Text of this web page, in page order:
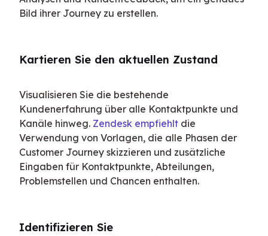
Bild ihrer Journey zu erstellen.
Kartieren Sie den aktuellen Zustand
Visualisieren Sie die bestehende
Kundenerfahrung über alle Kontaktpunkte und
Kanäle hinweg. Zendesk empfiehlt die
Verwendung von Vorlagen, die alle Phasen der
Customer Journey skizzieren und zusätzliche
Eingaben für Kontaktpunkte, Abteilungen,
Problemstellen und Chancen enthalten.
Identifizieren Sie